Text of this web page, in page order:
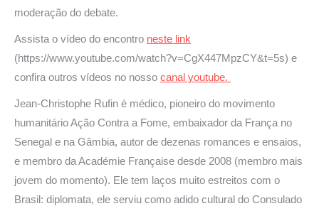
moderação do debate.
Assista o vídeo do encontro neste link
(https://www.youtube.com/watch?v=CgX447MpzCY&t=5s) e
confira outros vídeos no nosso canal youtube.
Jean-Christophe Rufin é médico, pioneiro do movimento
humanitário Ação Contra a Fome, embaixador da França no
Senegal e na Gâmbia, autor de dezenas romances e ensaios,
e membro da Académie Française desde 2008 (membro mais
jovem do momento). Ele tem laços muito estreitos com o
Brasil: diplomata, ele serviu como adido cultural do Consulado